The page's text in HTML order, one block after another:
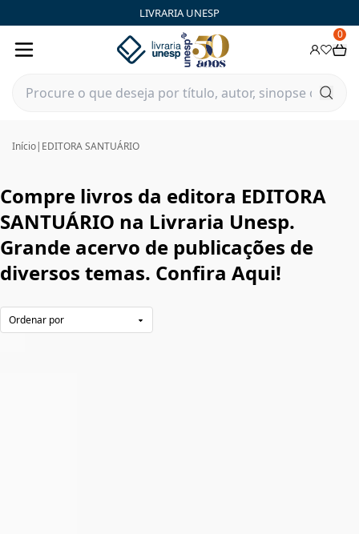
LIVRARIA UNESP
0
Início| EDITORA SANTUÁRIO
Compre livros da editora EDITORA
SANTUÁRIO na Livraria Unesp.
Grande acervo de publicações de
diversos temas. Confira Aqui!
EDITORA SANTUÁRIO|Livraria Unesp | FastStore PLP